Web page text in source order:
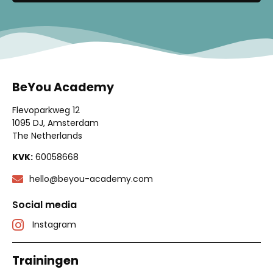
BeYou Academy
Flevoparkweg 12
1095 DJ, Amsterdam
The Netherlands
KVK: 60058668
hello@beyou-academy.com
Social media
Instagram
Trainingen